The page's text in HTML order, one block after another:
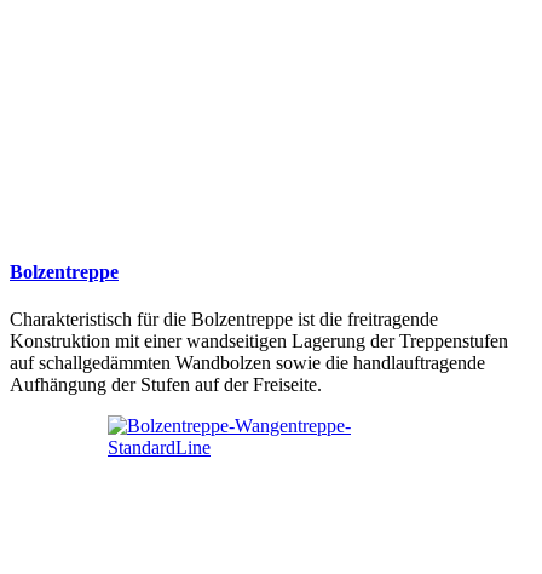
Bolzentreppe
Charakteristisch für die Bolzentreppe ist die freitragende
Konstruktion mit einer wandseitigen Lagerung der Treppenstufen
auf schallgedämmten Wandbolzen sowie die handlauftragende
Aufhängung der Stufen auf der Freiseite.